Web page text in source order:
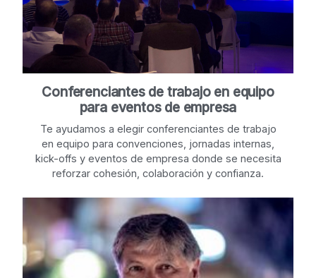
Conferenciantes de trabajo en equipo
para eventos de empresa
Te ayudamos a elegir conferenciantes de trabajo
en equipo para convenciones, jornadas internas,
kick-offs y eventos de empresa donde se necesita
reforzar cohesión, colaboración y confianza.